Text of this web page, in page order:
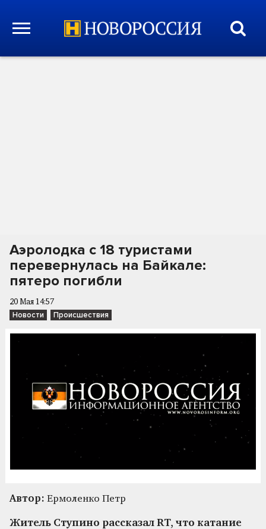
Аэролодка с 18 туристами
перевернулась на Байкале:
пятеро погибли
20 Мая 14:57
Новости Происшествия
Автор: Ермоленко Петр
Житель Ступино рассказал RT, что катание